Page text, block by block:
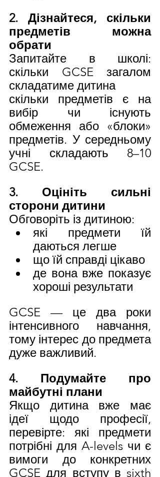
2. Дізнайтеся, скільки
предметів можна
обрати
Запитайте в школі:
скільки GCSE загалом
складатиме дитина
скільки предметів є на
вибір чи існують
обмеження або «блоки»
предметів. У середньому
учні складають 8–10
GCSE.
3. Оцініть сильні
сторони дитини
Обговоріть із дитиною:
які предмети їй
даються легше
що їй справді цікаво
де вона вже показує
хороші результати
GCSE — це два роки
інтенсивного навчання,
тому інтерес до предмета
дуже важливий.
4. Подумайте про
майбутні плани
Якщо дитина вже має
ідеї щодо професії,
перевірте: які предмети
потрібні для A-levels чи є
вимоги до конкретних
GCSE для вступу в sixth